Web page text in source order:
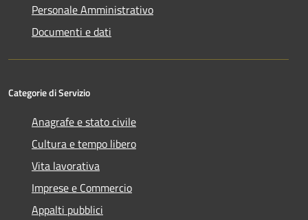
Personale Amministrativo
Documenti e dati
Categorie di Servizio
Anagrafe e stato civile
Cultura e tempo libero
Vita lavorativa
Imprese e Commercio
Appalti pubblici